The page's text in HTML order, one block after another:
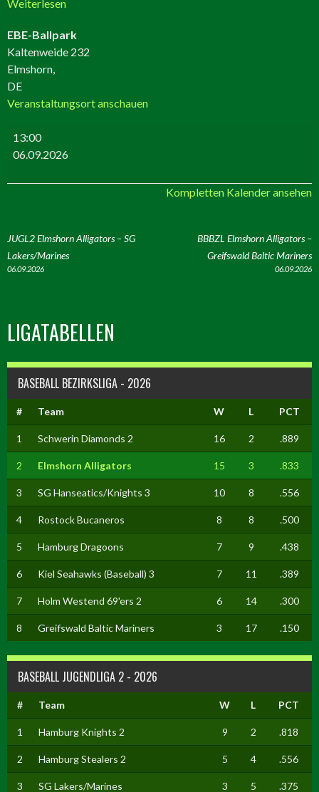
–
Greifswald
Baltic
Mariners
Weiterlesen
EBE-Ballpark
Kaltenweide 232
Elmshorn
DE
Veranstaltungsort anschauen
13:00
06.09.2026
Kompletten Kalender ansehen
ARTIKEL-
NAVIGATION
JUGL2 Elmshorn Alligators – SG
Lakers/Marines
06.09.2026
BBBZL Elmshorn Alligators –
Greifswald Baltic Mariners
06.09.2026
LIGATABELLEN
BASEBALL BEZIRKSLIGA - 2026
# Team W L PCT
1 Schwerin Diamonds 2 16 2 .889
2 Elmshorn Alligators 15 3 .833
3 SG Hanseatics/Knights 3 10 8 .556
4 Rostock Bucaneros 8 8 .500
5 Hamburg Dragoons 7 9 .438
6 Kiel Seahawks (Baseball) 3 7 11 .389
7 Holm Westend 69'ers 2 6 14 .300
8 Greifswald Baltic Mariners 3 17 .150
BASEBALL JUGENDLIGA 2 - 2026
# Team W L PCT
1 Hamburg Knights 2 9 2 .818
2 Hamburg Stealers 2 5 4 .556
3 SG Lakers/Marines 3 5 .375